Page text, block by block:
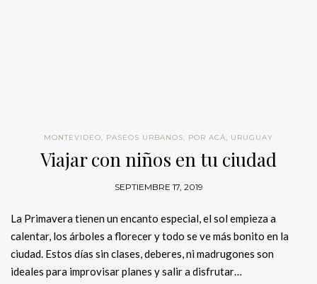
MONTEVIDEO, PASEOS URBANOS, POR ACÁ, URUGUAY
Viajar con niños en tu ciudad
SEPTIEMBRE 17, 2019
La Primavera tienen un encanto especial, el sol empieza a
calentar, los árboles a florecer y todo se ve más bonito en la
ciudad. Estos días sin clases, deberes, ni madrugones son
ideales para improvisar planes y salir a disfrutar…